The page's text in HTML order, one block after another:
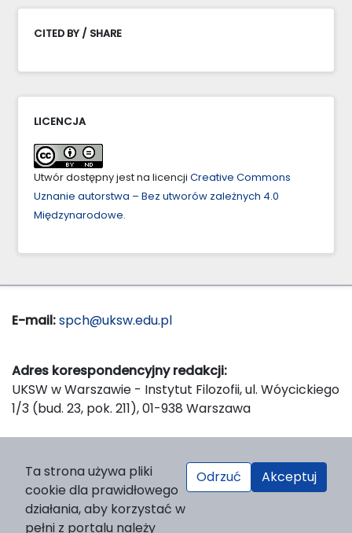
CITED BY / SHARE
LICENCJA
Utwór dostępny jest na licencji Creative Commons
Uznanie autorstwa – Bez utworów zależnych 4.0
Międzynarodowe.
E-mail:spch@uksw.edu.pl
Adres korespondencyjny redakcji:
UKSW w Warszawie - Instytut Filozofii, ul. Wóycickiego
1/3 (bud. 23, pok. 211), 01-938 Warszawa
Wydawnictwo Naukowe UKSW, ul. Dewajtis 5, domek
nr 2, 01-815 Warszawa
Strona WWW Wydawnictwa
Ta strona używa pliki
cookie dla prawidłowego
działania, aby korzystać w
pełni z portalu należy
Odrzuć Akceptuj